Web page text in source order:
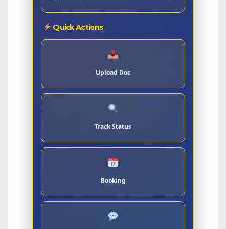
Quick Actions
Upload Doc
Track Status
Booking